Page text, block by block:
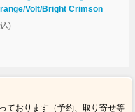
Volt/Bright Crimson
)
ております（予約、取り寄せ等